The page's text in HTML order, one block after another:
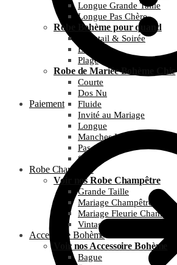
Paiement
Longue Grande Taille
Longue Pas Chère
Robe Bohème pour quand
Cocktail & Soirée
Été
Plage
Robe de Mariée Bohème Chic
Courte
Dos Nu
Fluide
Invité au Mariage
Longue
Manches Longues
Pas Chère
Simple
Robe Champêtre
Voir nos Robe Champêtre
Grande Taille
Mariage Champêtre
Mariage Fleurie Champêtre
Vintage et Guinguette
Accessoire Bohème
Voir nos Accessoire Bohème
Bague